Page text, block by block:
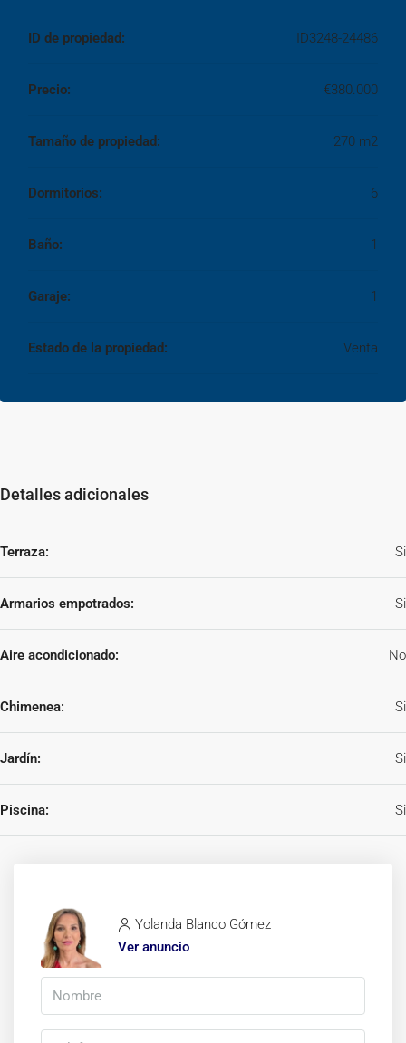
ID de propiedad: ID3248-24486
Precio: €380.000
Tamaño de propiedad: 270 m2
Dormitorios: 6
Baño: 1
Garaje: 1
Estado de la propiedad: Venta
Detalles adicionales
Terraza: Si
Armarios empotrados: Si
Aire acondicionado: No
Chimenea: Si
Jardín: Si
Piscina: Si
Yolanda Blanco Gómez
Ver anuncio